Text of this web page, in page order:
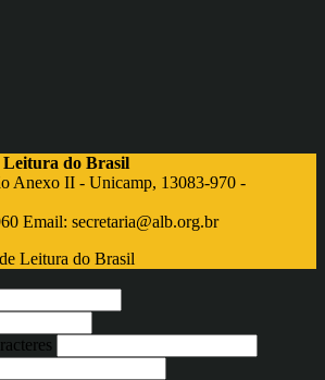
Leitura do Brasil
Anexo II - Unicamp, 13083-970 -
Email: secretaria@alb.org.br